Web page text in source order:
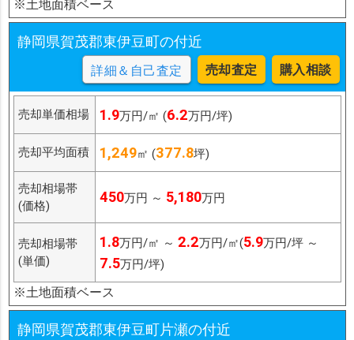
※土地面積ベース
静岡県賀茂郡東伊豆町の付近
詳細＆自己査定 売却査定 購入相談
売却単価相場 1.9万円/㎡ (6.2万円/坪)
売却平均面積 1,249㎡ (377.8坪)
売却相場帯
(価格)
450万円 ～ 5,180万円
売却相場帯
(単価)
1.8万円/㎡ ～ 2.2万円/㎡(5.9万円/坪 ～
7.5万円/坪)
※土地面積ベース
静岡県賀茂郡東伊豆町片瀬の付近